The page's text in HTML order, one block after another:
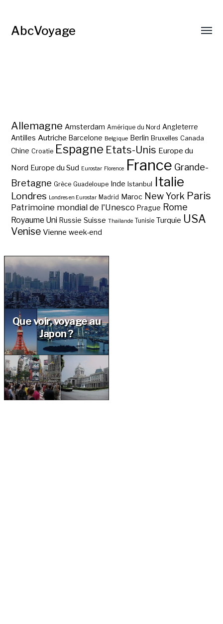
AbcVoyage
Allemagne Amsterdam Amérique du Nord Angleterre
Antilles Autriche Barcelone Belgique Berlin Bruxelles Canada
Chine Croatie Espagne Etats-Unis Europe du
Nord Europe du Sud Eurostar Florence France Grande-
Bretagne Grèce Guadeloupe Inde Istanbul Italie
Londres Londres en Eurostar Madrid Maroc New York Paris
Patrimoine mondial de l'Unesco Prague Rome
Royaume Uni Russie Suisse Thaïlande Tunisie Turquie USA
Venise Vienne week-end
Que voir, voyage au
Japon ?